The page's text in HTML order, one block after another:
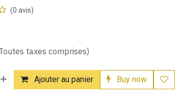
(0 avis)
taxes comprises)
Ajouter au panier Buy now